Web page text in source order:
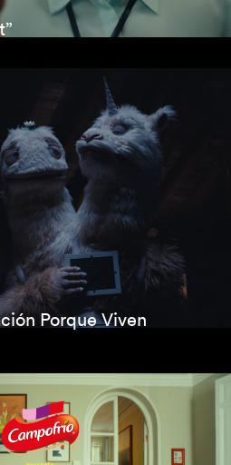
Porque Viven